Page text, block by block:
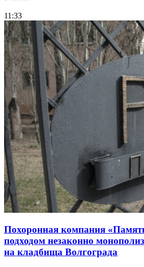
11:33
Похоронная компания
подходом незаконно
на кладбища Волгограда